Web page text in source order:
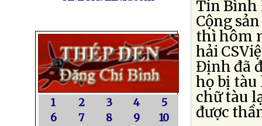
1 2 3 4
5
6
7 8 9
10
Tin Bình
Cộng
thì hôm
hải
Định đã
họ bị tàu
chữ tàu
được